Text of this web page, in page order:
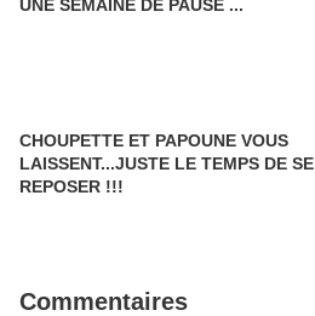
UNE SEMAINE DE PAUSE ...
CHOUPETTE ET PAPOUNE VOUS
LAISSENT...JUSTE LE TEMPS DE SE
REPOSER !!!
Commentaires